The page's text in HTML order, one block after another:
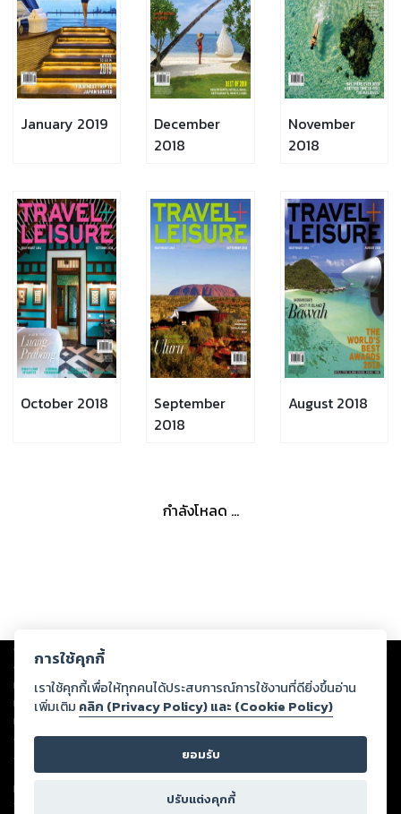
January 2019
December
2018
November
2018
October 2018
September
2018
August 2018
กำลังโหลด ...
Copyright © 2026
ต่อผลงานหรือเนื้อหาใดที่อัปโหลดผ่านเว็บไซต์และปรากฏว่าละเมิดสิทธิใน
ทรัพย์สินทางปัญญาของบุคคลอื่นหรือขัดต่อกฎหมายและศีลธรรม ดังนั้น ผู้อ่าน
ทุกท่านโปรดใช้วิจารณญาณในการกลั่นกรองด้วยตนเอง และหากท่านพบว่าส่วน
หนึ่งส่วนใดขัดต่อกฎหมายและศีลธรรม กรุณาแจ้งมายังบริษัท เพื่อทีมงานจะได้
ดำเนินการในทันที ทั้งนี้ ทางสตอรี่ล็อกขอสงวนลิขสิทธิ์ตามพระราชบัญญัติ
ลิขสิทธิ์ พ.ศ. 2537 (ฉบับล่าสุด)
For support: member@ookbee.com
Version
การใช้คุกกี้
เราใช้คุกกี้เพื่อให้ทุกคนได้ประสบการณ์การใช้งานที่ดียิ่งขึ้นอ่าน
เพิ่มเติม คลิก (Privacy Policy) และ (Cookie Policy)
ยอมรับ
ปรับแต่งคุกกี้